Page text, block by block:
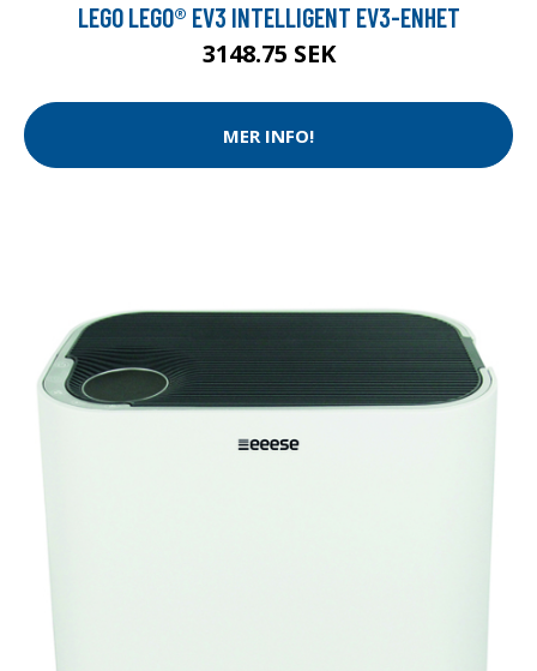
LEGO LEGO® EV3 INTELLIGENT EV3-ENHET
3148.75 SEK
MER INFO!